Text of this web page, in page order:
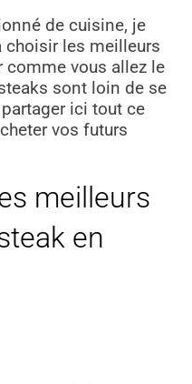
de cuisine, je
choisir les meilleurs
comme vous allez le
sont loin de se
ici tout ce
vos futurs
meilleurs
en